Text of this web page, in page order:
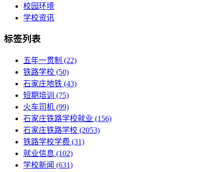
校园环境
学校资讯
标签列表
五年一贯制 (22)
铁路学校 (50)
石家庄地铁 (43)
短期培训
(75)
火车司机 (99)
石家庄铁路学校就业 (156)
石家庄铁路学校 (2053)
铁路学校学费 (31)
就业信息 (102)
学校新闻 (631)